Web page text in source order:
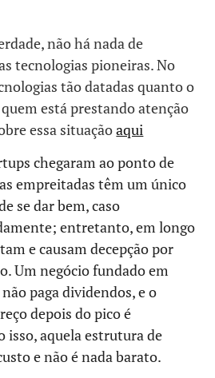
não há nada de
tecnologias pioneiras. No
tão datadas quanto o
está prestando atenção
essa situaçãoaqui
chegaram ao ponto de
empreitadas têm um único
se dar bem, caso
entretanto, em longo
e causam decepção por
Um negócio fundado em
paga dividendos, e o
depois do pico é
isso, aquela estrutura de
e não é nada barato.